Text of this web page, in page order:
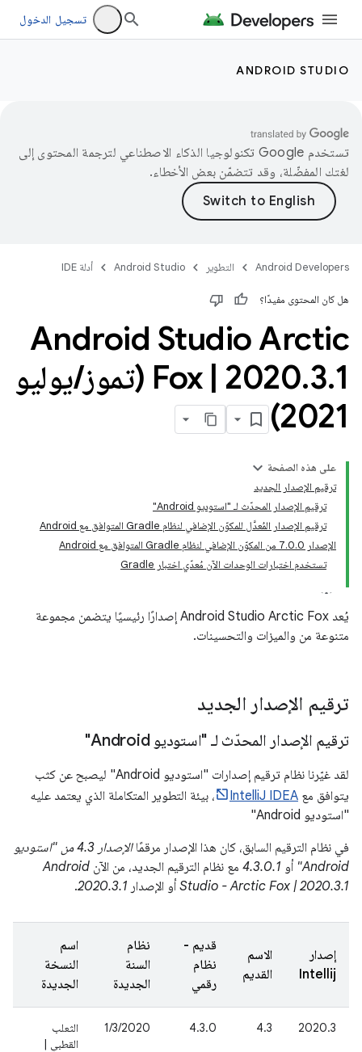
تسجيل الدخول
ANDROID STUDIO
تستخدم Google تكنولوجيا الذكاء الاصطناعي لترجمة المحتوى إلى
لغتك المفضّلة، وقد تتضمّن بعض الأخطاء.
Android Developers التطوير Android Studio أدلة IDE
هل كان المحتوى مفيدًا؟
Android Studio Arctic
Fox | 2020.3.1 (تموز /يوليو
2021)
على هذه الصفحة
ترقيم الإصدار الجديد
ترقيم الإصدار المحدّث لـ "استوديو Android"
ترقيم الإصدار المُعدَّل للمكوّن الإضافي لنظام Gradle المتوافق مع Android
الإصدار 7.0.0 من المكوّن الإضافي لنظام Gradle المتوافق مع Android
تستخدم اختبارات الوحدات الآن مُعدّي اختبار Gradle
يُعد Android Studio Arctic Fox إصدارًا رئيسيًا يتضمن مجموعة
متنوعة من والميزات والتحسينات.
ترقيم الإصدار الجديد
ترقيم الإصدار المحدّث لـ "استوديو Android"
لقد غيّرنا نظام ترقيم إصدارات "استوديو Android" ليصبح عن كثب
يتوافق مع IntelliJ IDEA
، بيئة التطوير المتكاملة الذي يعتمد عليه
"استوديو Android"
في نظام الترقيم السابق، كان هذا الإصدار مرقمًا
الإصدار 4.3 من "استوديو
Android" أو 4.3.0.1 مع نظام الترقيم الجديد، من الآن Android
Studio - Arctic Fox | 2020.3.1 أو الإصدار 2020.3.1
.
إصدار
Intellij
الاسم
القديم
قديم -
نظام
رقمي
نظام
السنة
الجديدة
اسم
النسخة
الجديدة
2020.3
4.3
4.3.0
1/3/2020
الثعلب
القطبي |